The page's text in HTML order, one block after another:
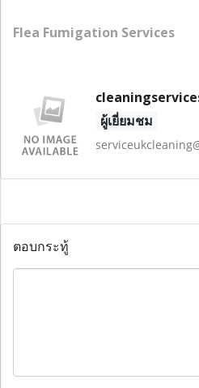
Flea Fumigation Services
ผู้เยี่ยมชม
ตอบกระทู้